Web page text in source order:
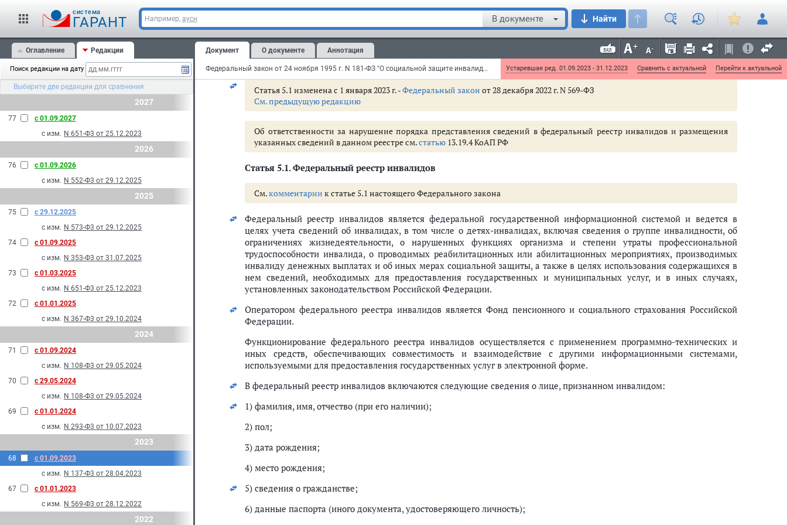
cистема
ГАРАНТ Например, аусн В документе Найти
Оглавление Редакции
Поиск редакции на дату
Выберите две редакции для сравнения
2027
77
с 01.09.2027
с изм. N 651-Ф3 от 25.12.2023
2026
76
с 01.09.2026
с изм. N 552-Ф3 от 29.12.2025
2025
75
с 29.12.2025
с изм. N 573-Ф3 от 29.12.2025
74
с 01.09.2025
с изм. N 353-Ф3 от 31.07.2025
73
с 01.03.2025
с изм. N 651-Ф3 от 25.12.2023
72
с 01.01.2025
с изм. N 367-Ф3 от 29.10.2024
2024
71
с 01.09.2024
с изм. N 108-Ф3 от 29.05.2024
70
с 29.05.2024
с изм. N 108-Ф3 от 29.05.2024
69
с 01.01.2024
с изм. N 293-Ф3 от 10.07.2023
2023
68
с 01.09.2023
с изм. N 137-Ф3 от 28.04.2023
67
с 01.01.2023
с изм. N 569-Ф3 от 28.12.2022
2022
Документ О документе Аннотация
Федеральный закон от 24 ноября 1995 г. N 181-ФЗ "О социальной защите инвалидов в Российской Федерации" Устаревшая ред. 01.09.2023 - 31.12.2023 Сравнить с актуальной Перейти к актуальной
11) направления межведомственного запроса о представлении документов и информации, необходимых для
предоставления государственной или муниципальной услуги и находящихся в распоряжении органов,
предоставляющих государственные услуги, органов, предоставляющих муниципальные услуги, иных
государственных органов, органов местного самоуправления либо подведомственных государственным органам или
органам местного самоуправления организаций.
Статья 5.1 изменена с 1 января 2023 г. -Федеральный закон от 28 декабря 2022 г. N 569-ФЗ
См. предыдущую редакцию
Об ответственности за нарушение порядка представления сведений в федеральный реестр инвалидов и размещения
указанных сведений в данном реестре см.статью 13.19.4 КоАП РФ
Статья 5.1.Федеральный реестр инвалидов
См.комментарии к статье 5.1 настоящего Федерального закона
Федеральный реестр инвалидов является федеральной государственной информационной системой и ведется в
целях учета сведений об инвалидах, в том числе о детях-инвалидах, включая сведения о группе инвалидности, об
ограничениях жизнедеятельности, о нарушенных функциях организма и степени утраты профессиональной
трудоспособности инвалида, о проводимых реабилитационных или абилитационных мероприятиях, производимых
инвалиду денежных выплатах и об иных мерах социальной защиты, а также в целях использования содержащихся в
нем сведений, необходимых для предоставления государственных и муниципальных услуг, и в иных случаях,
установленных законодательством Российской Федерации.
Оператором федерального реестра инвалидов является Фонд пенсионного и социального страхования Российской
Федерации.
Функционирование федерального реестра инвалидов осуществляется с применением программно-технических и
иных средств, обеспечивающих совместимость и взаимодействие с другими информационными системами,
используемыми для предоставления государственных услуг в электронной форме.
В федеральный реестр инвалидов включаются следующие сведения о лице, признанном инвалидом:
1) фамилия, имя, отчество (при его наличии);
2) пол;
3) дата рождения;
4) место рождения;
5) сведения о гражданстве;
6) данные паспорта (иного документа, удостоверяющего личность);